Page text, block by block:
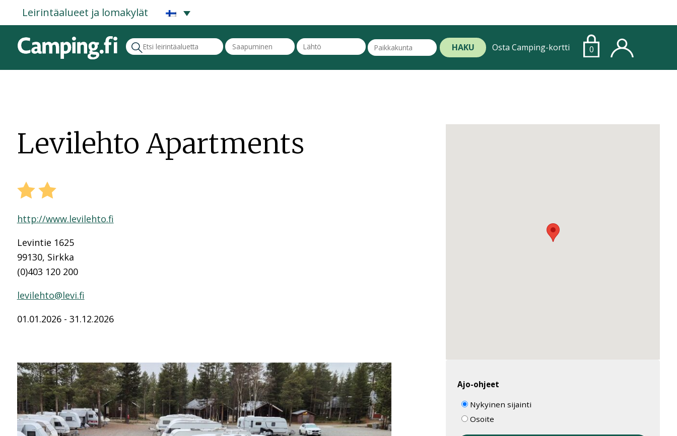
Leirintäalueet ja lomakylät
HAKU Osta Camping-kortti 0
Levilehto Apartments
http://www.levilehto.fi
Levintie 1625
99130, Sirkka
(0)403 120 200
levilehto@levi.fi
01.01.2026 - 31.12.2026
Ajo-ohjeet
Nykyinen sijainti
Osoite